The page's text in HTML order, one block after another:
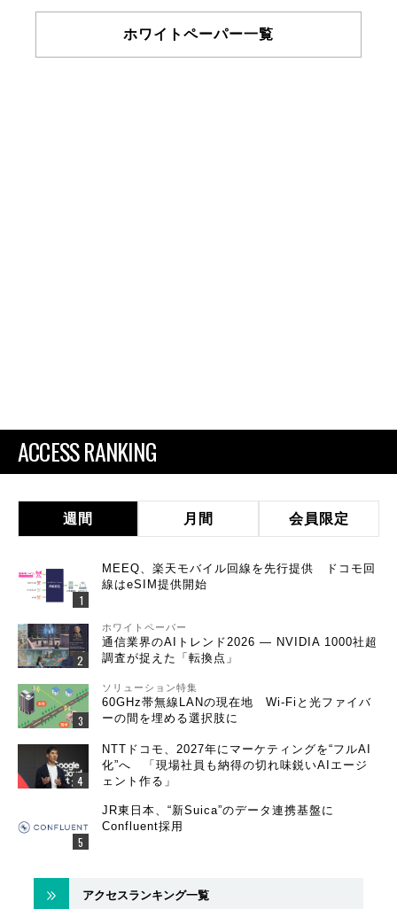
ホワイトペーパー一覧
ACCESS RANKING
週間 月間 会員限定
MEEQ、楽天モバイル回線を先行提供 ドコモ回
線はeSIM提供開始
ホワイトペーパー
通信業界のAIトレンド2026 ― NVIDIA 1000社超
調査が捉えた「転換点」
ソリューション特集
60GHz帯無線LANの現在地 Wi-Fiと光ファイバ
ーの間を埋める選択肢に
NTTドコモ、2027年にマーケティングを“フルAI
化”へ 「現場社員も納得の切れ味鋭いAIエージ
ェント作る」
JR東日本、“新Suica”のデータ連携基盤に
Confluent採用
アクセスランキング一覧